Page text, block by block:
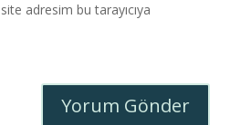
adresim bu tarayıcıya